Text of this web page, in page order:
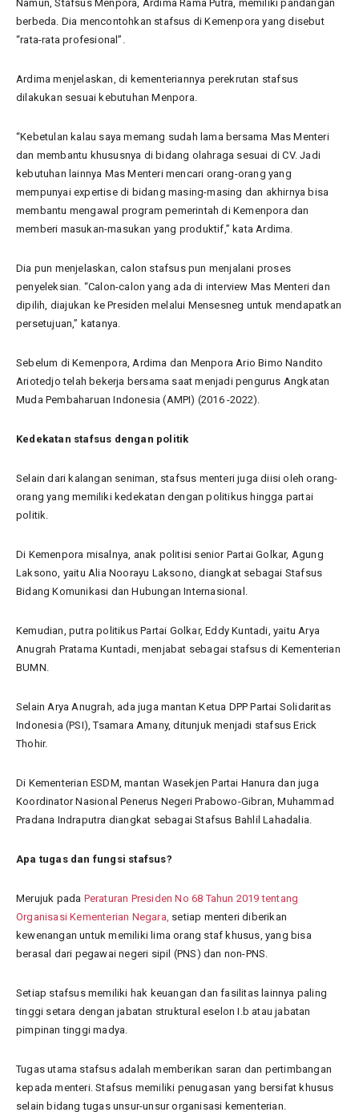
Namun, Stafsus Menpora, Ardima Rama Putra, memiliki pandangan
berbeda. Dia mencontohkan stafsus di Kemenpora yang disebut
“rata-rata profesional”.
Ardima menjelaskan, di kementeriannya perekrutan stafsus
dilakukan sesuai kebutuhan Menpora.
“Kebetulan kalau saya memang sudah lama bersama Mas Menteri
dan membantu khususnya di bidang olahraga sesuai di CV. Jadi
kebutuhan lainnya Mas Menteri mencari orang-orang yang
mempunyai expertise di bidang masing-masing dan akhirnya bisa
membantu mengawal program pemerintah di Kemenpora dan
memberi masukan-masukan yang produktif,” kata Ardima.
Dia pun menjelaskan, calon stafsus pun menjalani proses
penyeleksian. “Calon-calon yang ada di interview Mas Menteri dan
dipilih, diajukan ke Presiden melalui Mensesneg untuk mendapatkan
persetujuan,” katanya.
Sebelum di Kemenpora, Ardima dan Menpora Ario Bimo Nandito
Ariotedjo telah bekerja bersama saat menjadi pengurus Angkatan
Muda Pembaharuan Indonesia (AMPI) (2016 -2022).
Kedekatan stafsus dengan politik
Selain dari kalangan seniman, stafsus menteri juga diisi oleh orang-
orang yang memiliki kedekatan dengan politikus hingga partai
politik.
Di Kemenpora misalnya, anak politisi senior Partai Golkar, Agung
Laksono, yaitu Alia Noorayu Laksono, diangkat sebagai Stafsus
Bidang Komunikasi dan Hubungan Internasional.
Kemudian, putra politikus Partai Golkar, Eddy Kuntadi, yaitu Arya
Anugrah Pratama Kuntadi, menjabat sebagai stafsus di Kementerian
BUMN.
Selain Arya Anugrah, ada juga mantan Ketua DPP Partai Solidaritas
Indonesia (PSI), Tsamara Amany, ditunjuk menjadi stafsus Erick
Thohir.
Di Kementerian ESDM, mantan Wasekjen Partai Hanura dan juga
Koordinator Nasional Penerus Negeri Prabowo-Gibran, Muhammad
Pradana Indraputra diangkat sebagai Stafsus Bahlil Lahadalia.
Apa tugas dan fungsi stafsus?
Merujuk pada Peraturan Presiden No 68 Tahun 2019 tentang
Organisasi Kementerian Negara, setiap menteri diberikan
kewenangan untuk memiliki lima orang staf khusus, yang bisa
berasal dari pegawai negeri sipil (PNS) dan non-PNS.
Setiap stafsus memiliki hak keuangan dan fasilitas lainnya paling
tinggi setara dengan jabatan struktural eselon I.b atau jabatan
pimpinan tinggi madya.
Tugas utama stafsus adalah memberikan saran dan pertimbangan
kepada menteri. Stafsus memiliki penugasan yang bersifat khusus
selain bidang tugas unsur-unsur organisasi kementerian.